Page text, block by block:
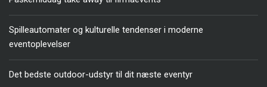
Spilleautomater og kulturelle tendenser i moderne
eventoplevelser
Det bedste outdoor-udstyr til dit næste eventyr